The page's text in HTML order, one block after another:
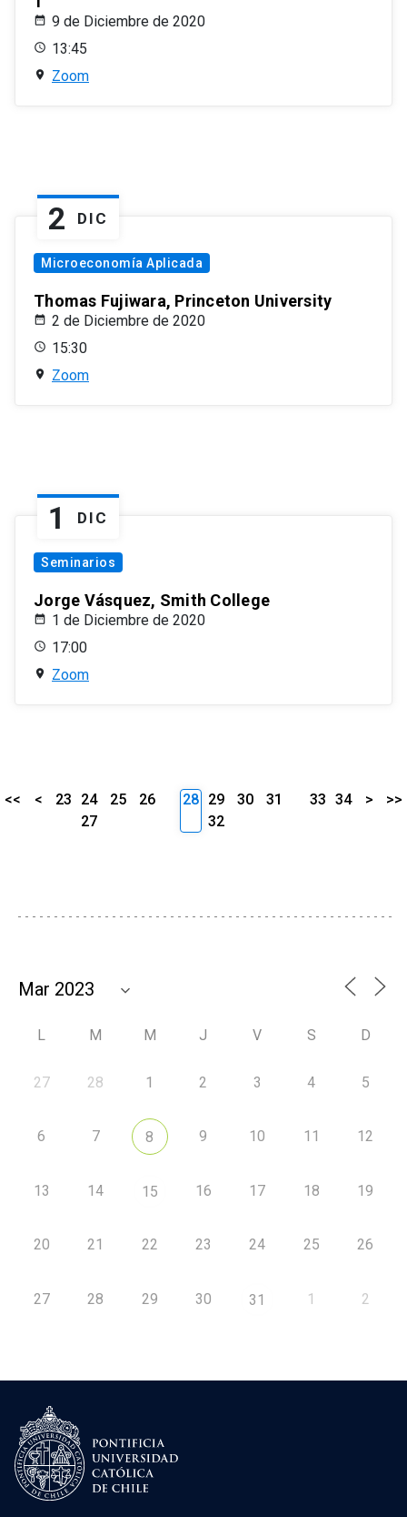
9 de Diciembre de 2020
13:45
Zoom
2 DIC
Microeconomía Aplicada
Thomas Fujiwara, Princeton University
2 de Diciembre de 2020
15:30
Zoom
1 DIC
Seminarios
Jorge Vásquez, Smith College
1 de Diciembre de 2020
17:00
Zoom
<< < 23 24 25
26
27
28 29 30
31
32
33 34 > >>
L M M J V S D
27 28 1 2 3 4 5
6 7 8 9 10 11 12
13 14 15 16 17 18 19
20 21 22 23 24 25 26
27 28 29 30 31 1 2